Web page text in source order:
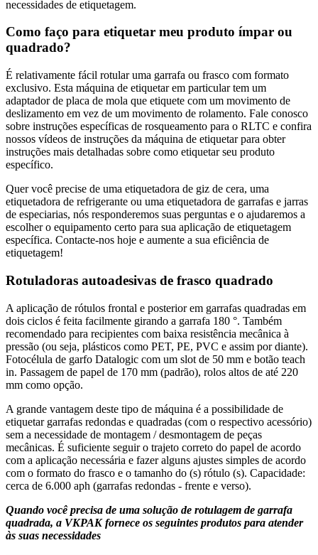
necessidades de etiquetagem.
Como faço para etiquetar meu produto ímpar ou
quadrado?
É relativamente fácil rotular uma garrafa ou frasco com formato
exclusivo. Esta máquina de etiquetar em particular tem um
adaptador de placa de mola que etiquete com um movimento de
deslizamento em vez de um movimento de rolamento. Fale conosco
sobre instruções específicas de rosqueamento para o RLTC e confira
nossos vídeos de instruções da máquina de etiquetar para obter
instruções mais detalhadas sobre como etiquetar seu produto
específico.
Quer você precise de uma etiquetadora de giz de cera, uma
etiquetadora de refrigerante ou uma etiquetadora de garrafas e jarras
de especiarias, nós responderemos suas perguntas e o ajudaremos a
escolher o equipamento certo para sua aplicação de etiquetagem
específica. Contacte-nos hoje e aumente a sua eficiência de
etiquetagem!
Rotuladoras autoadesivas de frasco quadrado
A aplicação de rótulos frontal e posterior em garrafas quadradas em
dois ciclos é feita facilmente girando a garrafa 180 °. Também
recomendado para recipientes com baixa resistência mecânica à
pressão (ou seja, plásticos como PET, PE, PVC e assim por diante).
Fotocélula de garfo Datalogic com um slot de 50 mm e botão teach
in. Passagem de papel de 170 mm (padrão), rolos altos de até 220
mm como opção.
A grande vantagem deste tipo de máquina é a possibilidade de
etiquetar garrafas redondas e quadradas (com o respectivo acessório)
sem a necessidade de montagem / desmontagem de peças
mecânicas. É suficiente seguir o trajeto correto do papel de acordo
com a aplicação necessária e fazer alguns ajustes simples de acordo
com o formato do frasco e o tamanho do (s) rótulo (s). Capacidade:
cerca de 6.000 aph (garrafas redondas - frente e verso).
Quando você precisa de uma solução de rotulagem de garrafa
quadrada, a VKPAK fornece os seguintes produtos para atender
às suas necessidades